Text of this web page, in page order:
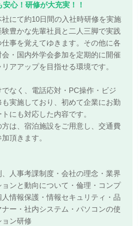
心！研修が大充実！！
にて約10日間の入社時研修を実施
豊かな先輩社員と二人三脚で実践
事を覚えてゆきます。その他に各
・国内外学会参加を定期的に開催
アアップを目指せる環境です。
でなく、電話応対・PC操作・ビジ
実施しており、初めて企業にお勤
にも対応した内容です。
方は、宿泊施設をご用意し、交通費
頂きます。
人事考課制度・会社の理念・業界
ンと動向について・倫理・コンプ
情報保護・情報セキュリティ・品
ー・社内システム・パソコンの使
ョン研修